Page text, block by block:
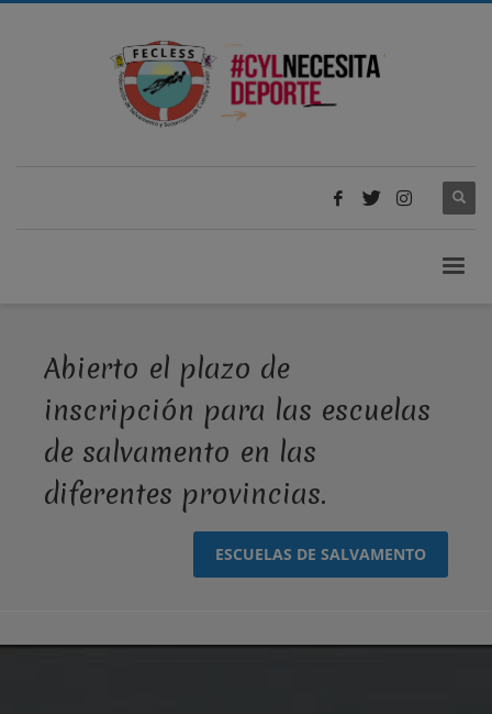
Abierto el plazo de
inscripción para las escuelas
de salvamento en las
diferentes provincias.
ESCUELAS DE SALVAMENTO